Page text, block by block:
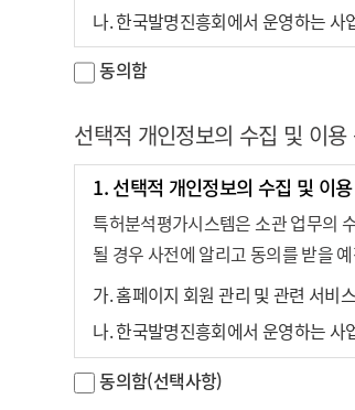
스의 제공 여부는 진흥회가 정하는
“이용자ID(이하“ID”라 한다)”라
“비밀번호”라 함은 ID로 식별되는
이 약관에서 이용하는 용어 중 제 ①
제 3 조 (약관의 개정)
① 진흥회는 약관을 개정할 경우 개
비스 사이트에 게시된 개정 내용은 이
② 회원은 정기적으로 진흥회에서 제
③ 회원은 변경된 약관에 동의하지 않
간주한다.
나. 한국발명진흥회에서 운영하는 사
2. 수집하는 개인정보의 항목
자동수집항목 : 서비스 이용시
나. 단체 회원
필수항목 : 회원구분, 아이디, 비
- 부정한 방법으로 타인명의를 사용
※ 부정한 방법으로 타인명의 사용 시,
동의함
선택적 개인정보의 수집 및 이용
1. 선택적 개인정보의 수집 및 이
특허분석평가시스템은 소관 업무의
될 경우 사전에 알리고 동의를 받을
가. 홈페이지 회원 관리 및 관련 서비
나. 한국발명진흥회에서 운영하는 사
2. 수집하는 항목
동의함(선택사항)